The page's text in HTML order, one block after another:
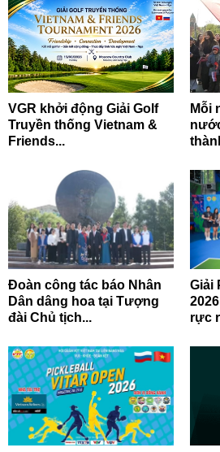
VGR khởi động Giải Golf
Truyền thống Vietnam &
Friends...
Mỗi
Đoàn công tác báo Nhân
Dân dâng hoa tại Tượng
đài Chủ tịch...
Giải
rực